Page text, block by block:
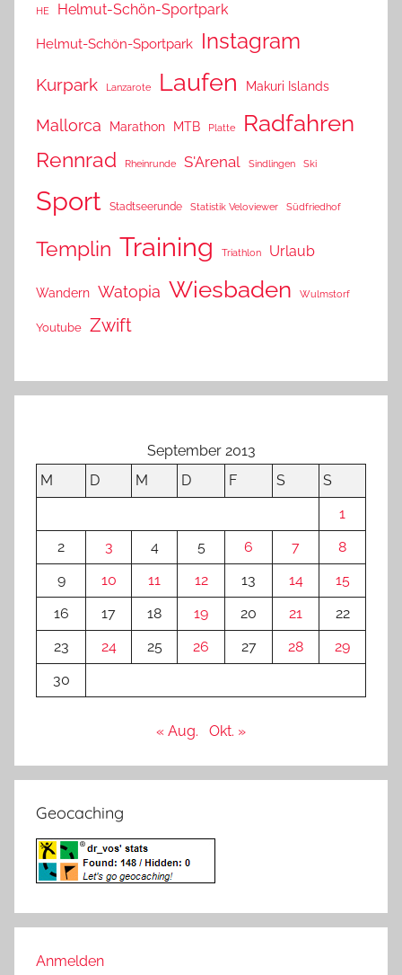
HE Helmut-Schön-Sportpark
Helmut-Schön-Sportpark Instagram
Kurpark Lanzarote Laufen Makuri Islands
Mallorca Marathon MTB Platte Radfahren
Rennrad Rheinrunde S'Arenal Sindlingen Ski
Sport Stadtseerunde Statistik Veloviewer Südfriedhof
Templin Training Triathlon Urlaub
Wandern Watopia Wiesbaden Wulmstorf
Youtube Zwift
September 2013
M
D M D F S
S
1
2
3 4 5 6 7
8
9
10 11 12 13 14
15
16
17 18 19 20 21
22
23
24 25 26 27 28
29
30
« Aug. Okt. »
Geocaching
Anmelden